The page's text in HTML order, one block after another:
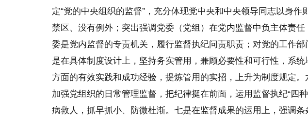
定“党的中央组织的监督”，充分体现党中央和中央领导同志以身作
禁区、没有例外；突出强调党委（党组）在党内监督中负主体责
委是党内监督的专责机关，履行监督执纪问责职责；对党的工作
是在具体制度设计上，坚持务实管用，兼顾必要性和可行性，系
方面的有效实践和成功经验，提炼管用的实招，上升为制度规定
加强党组织的日常管理监督，把纪律挺在前面，运用监督执纪“四
病救人，抓早抓小、防微杜渐。七是在监督成果的运用上，强调